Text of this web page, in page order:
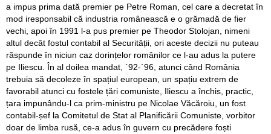
a impus prima dată premier pe Petre Roman, cel care a decretat în
mod iresponsabil că industria românească e o grămadă de fier
vechi, apoi în 1991 l-a pus premier pe Theodor Stolojan, nimeni
altul decât fostul contabil al Securității, ori aceste decizii nu puteau
răspunde în niciun caz dorințelor românilor ce l-au adus la putere
pe Iliescu. În al doilea mandat, ´92-´96, atunci când România
trebuia să decoleze în spațiul european, un spațiu extrem de
favorabil atunci cu fostele țări comuniste, Iliescu a închis, practic,
țara impunându-l ca prim-ministru pe Nicolae Văcăroiu, un fost
contabil-șef la Comitetul de Stat al Planificării Comuniste, vorbitor
doar de limba rusă, ce-a adus în guvern cu precădere foști